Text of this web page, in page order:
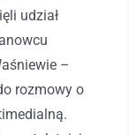
udział
–
rozmowy o